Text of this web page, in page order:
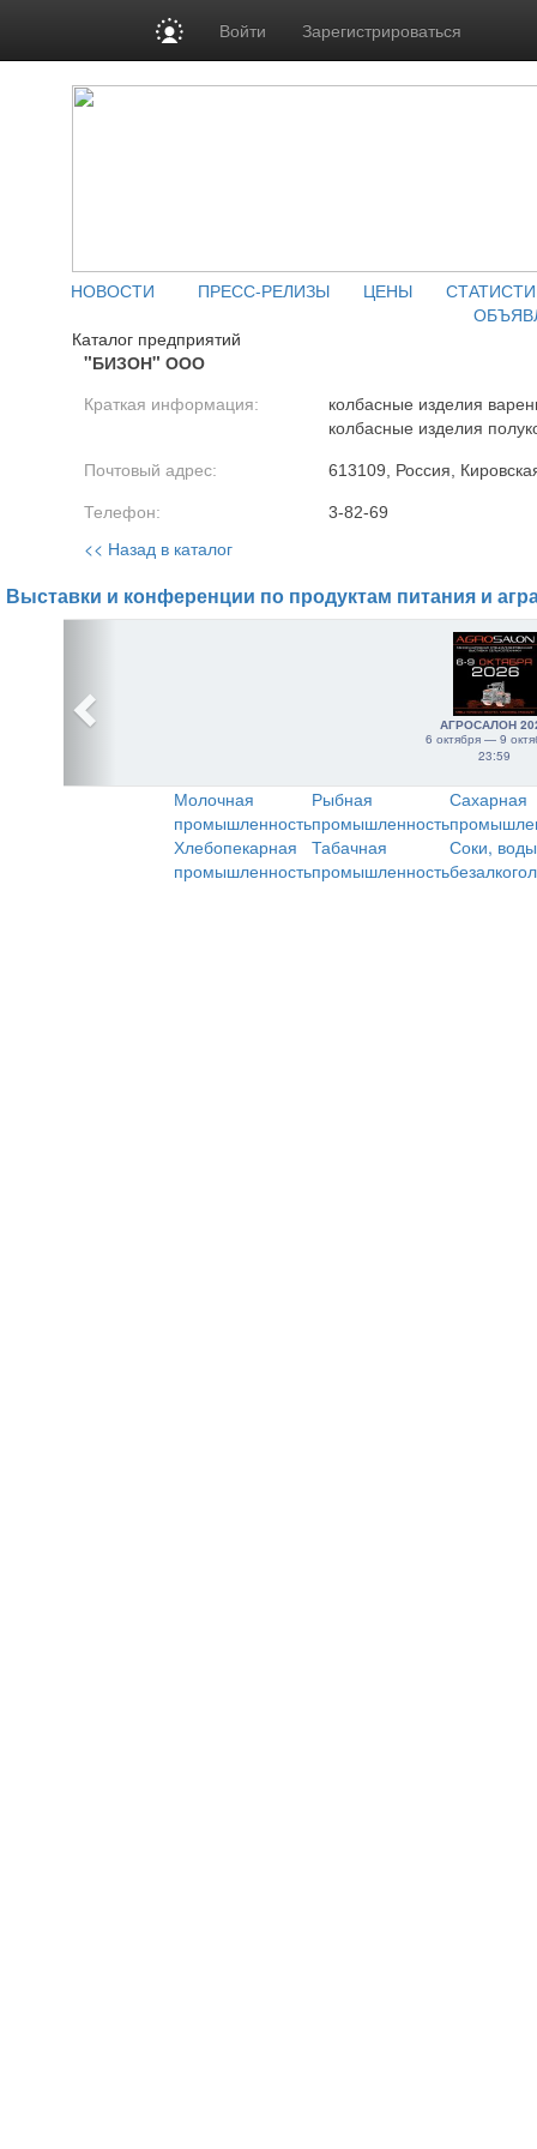
Войти Зарегистрироваться
НОВОСТИ ПРЕСС-РЕЛИЗЫ ЦЕНЫ
Каталог предприятий
"БИЗОН" ООО
Краткая информация:
колбасные изделия
колбасные изделия
Почтовый адрес: 613109, Россия,
Телефон: 3-82-69
<< Назад в каталог
Выставки и конференции по продуктам питания и
АГРОСАЛОН
6 октября — 9
23:59
Молочная
промышленность
Рыбная
промышленность
Сахарная
Хлебопекарная
промышленность
Табачная
промышленность
Соки,